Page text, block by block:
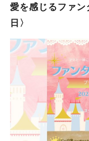
愛を感じるファ
日〉